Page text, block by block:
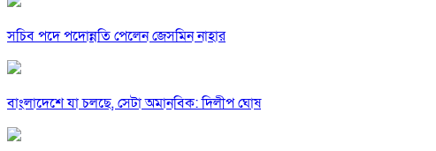
সচিব পদে পদোন্নতি পেলেন জেসমিন নাহার
বাংলাদেশে যা চলছে, সেটা অমানবিক: দিলীপ ঘোষ